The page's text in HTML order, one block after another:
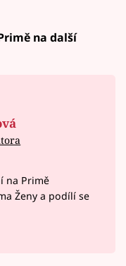
na další
na Primě
Ženy a podílí se